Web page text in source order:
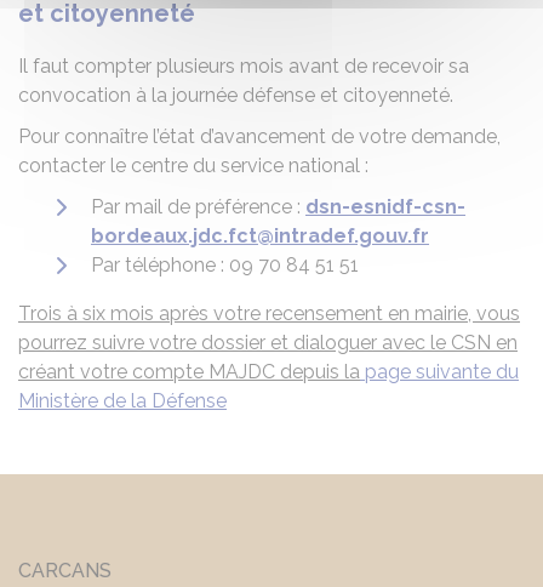
et citoyenneté
Il faut compter plusieurs mois avant de recevoir sa
convocation à la journée défense et citoyenneté.
Pour connaître l’état d’avancement de votre demande,
contacter le centre du service national :
Par mail de préférence : dsn-esnidf-csn-
bordeaux.jdc.fct@intradef.gouv.fr
Par téléphone : 09 70 84 51 51
Trois à six mois après votre recensement en mairie, vous
pourrez suivre votre dossier et dialoguer avec le CSN en
créant votre compte MAJDC depuis la page suivante du
Ministère de la Défense
CARCANS